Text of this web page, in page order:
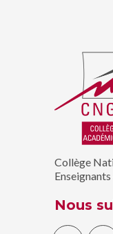
Collège
Nous